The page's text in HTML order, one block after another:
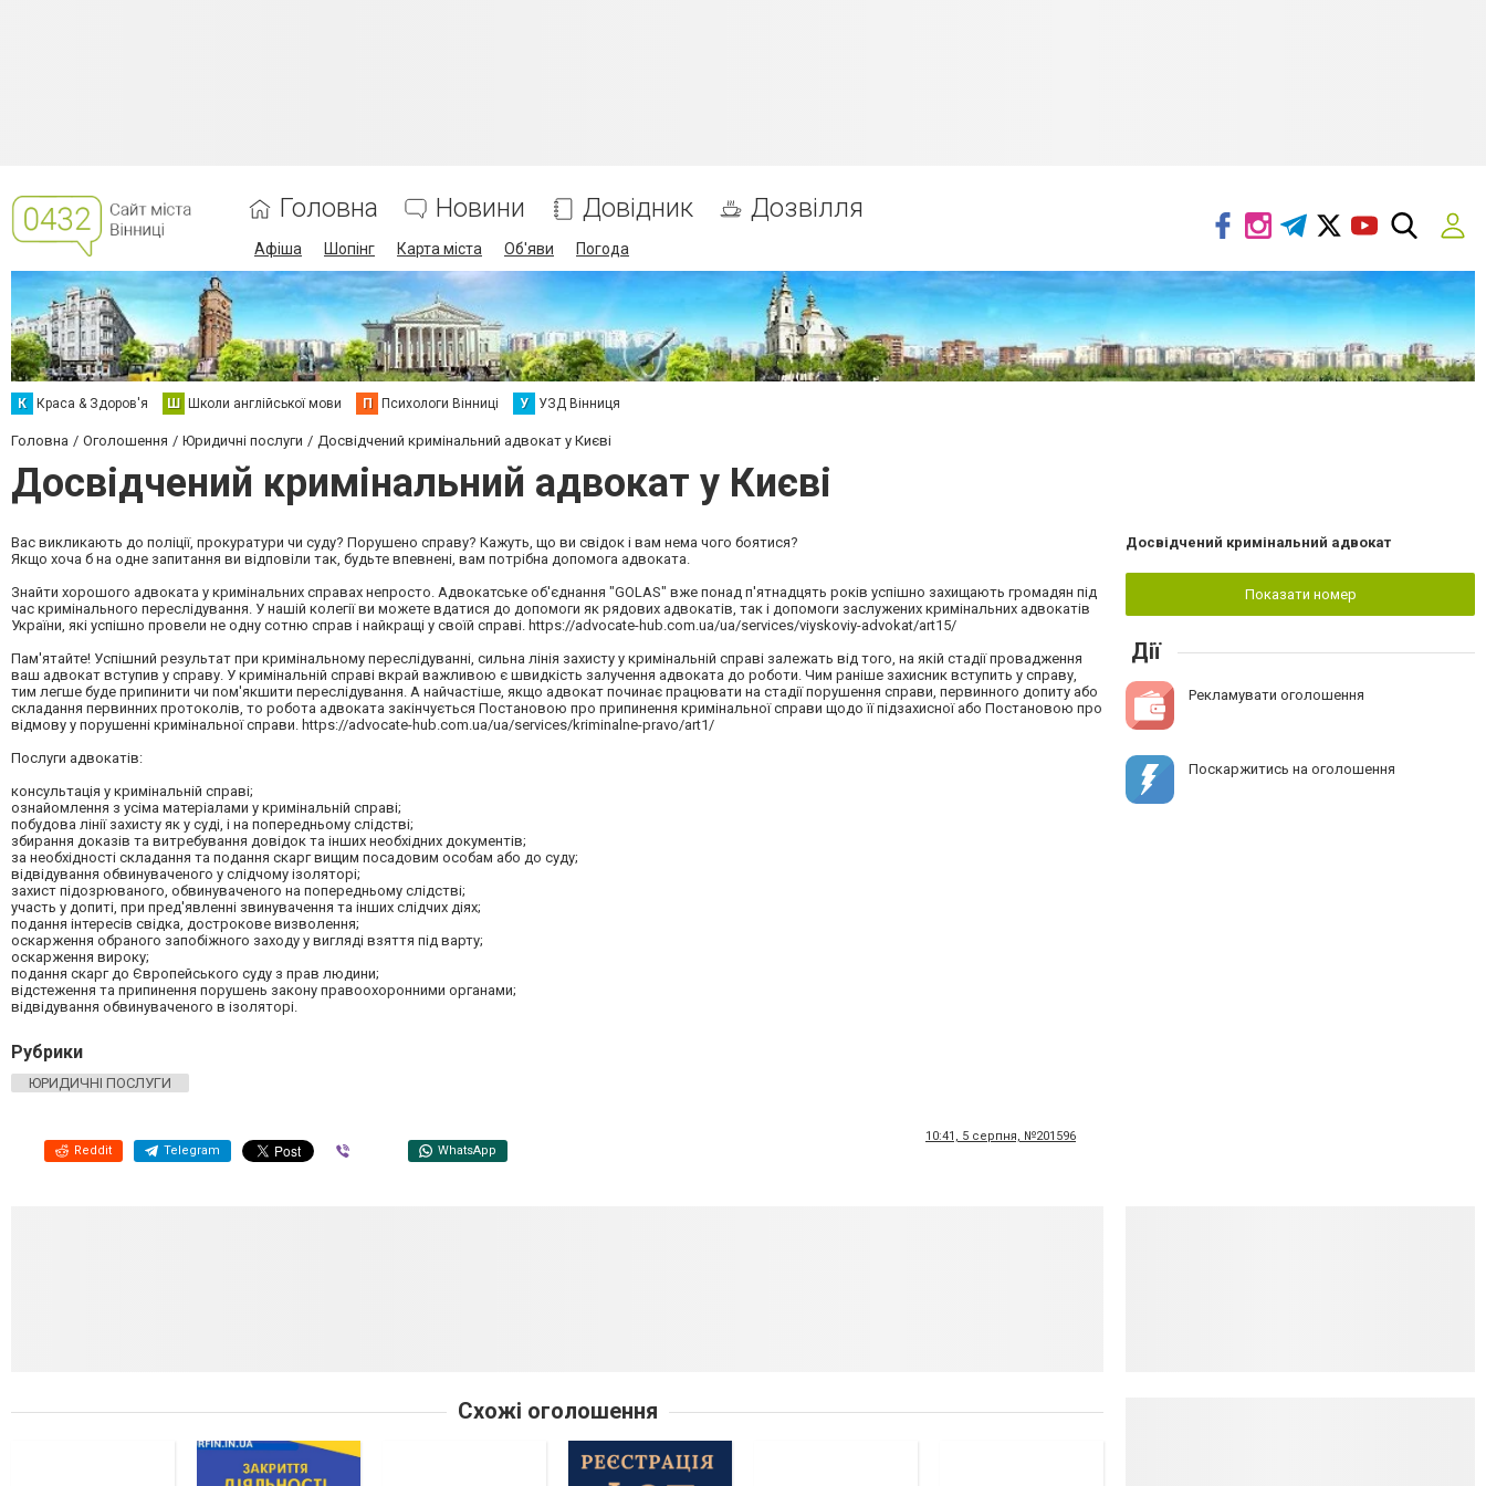
Головна Новини Довідник Дозвілля
Афіша Шопінг Карта міста Об'яви Погода
К Краса & Здоров'я Ш Школи англійської мови П Психологи Вінниці У УЗД Вінниця
Головна Оголошення Юридичні послуги Досвідчений кримінальний адвокат у Києві
Досвідчений кримінальний адвокат у Києві
Вас викликають до поліції, прокуратури чи суду? Порушено справу? Кажуть, що ви свідок і вам нема чого боятися?
Якщо хоча б на одне запитання ви відповіли так, будьте впевнені, вам потрібна допомога адвоката.
Знайти хорошого адвоката у кримінальних справах непросто. Адвокатське об'єднання "GOLAS" вже понад п'ятнадцять років успішно захищають громадян під
час кримінального переслідування. У нашій колегії ви можете вдатися до допомоги як рядових адвокатів, так і допомоги заслужених кримінальних адвокатів
України, які успішно провели не одну сотню справ і найкращі у своїй справі. https://advocate-hub.com.ua/ua/services/viyskoviy-advokat/art15/
Пам'ятайте! Успішний результат при кримінальному переслідуванні, сильна лінія захисту у кримінальній справі залежать від того, на якій стадії провадження
ваш адвокат вступив у справу. У кримінальній справі вкрай важливою є швидкість залучення адвоката до роботи. Чим раніше захисник вступить у справу,
тим легше буде припинити чи пом'якшити переслідування. А найчастіше, якщо адвокат починає працювати на стадії порушення справи, первинного допиту або
складання первинних протоколів, то робота адвоката закінчується Постановою про припинення кримінальної справи щодо її підзахисної або Постановою про
відмову у порушенні кримінальної справи. https://advocate-hub.com.ua/ua/services/kriminalne-pravo/art1/
Послуги адвокатів:
консультація у кримінальній справі;
ознайомлення з усіма матеріалами у кримінальній справі;
побудова лінії захисту як у суді, і на попередньому слідстві;
збирання доказів та витребування довідок та інших необхідних документів;
за необхідності складання та подання скарг вищим посадовим особам або до суду;
відвідування обвинуваченого у слідчому ізоляторі;
захист підозрюваного, обвинуваченого на попередньому слідстві;
участь у допиті, при пред'явленні звинувачення та інших слідчих діях;
подання інтересів свідка, дострокове визволення;
оскарження обраного запобіжного заходу у вигляді взяття під варту;
оскарження вироку;
подання скарг до Європейського суду з прав людини;
відстеження та припинення порушень закону правоохоронними органами;
відвідування обвинуваченого в ізоляторі.
Рубрики
ЮРИДИЧНІ ПОСЛУГИ
Reddit Telegram WhatsApp
10:41, 5 серпня, №201596
Досвідчений кримінальний адвокат
Показати номер
Дії
Рекламувати оголошення
Поскаржитись на оголошення
Схожі оголошення